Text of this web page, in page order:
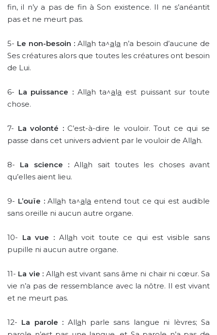
fin, il n’y a pas de fin à Son existence. Il ne s’anéantit
pas et ne meurt pas.
5- Le non-besoin : Allah ta^ala n’a besoin d’aucune de
Ses créatures alors que toutes les créatures ont besoin
de Lui.
6- La puissance : Allah ta^ala est puissant sur toute
chose.
7- La volonté :C’est-à-dire le vouloir. Tout ce qui se
passe dans cet univers advient par le vouloir de Allah.
8- La science : Allah sait toutes les choses avant
qu’elles aient lieu.
9- L’ouïe :Allah ta^ala entend tout ce qui est audible
sans oreille ni aucun autre organe.
10- La vue :Allah voit toute ce qui est visible sans
pupille ni aucun autre organe.
11- La vie : Allah est vivant sans âme ni chair ni cœur. Sa
vie n’a pas de ressemblance avec la nôtre. Il est vivant
et ne meurt pas.
12- La parole : Allah parle sans langue ni lèvres; Sa